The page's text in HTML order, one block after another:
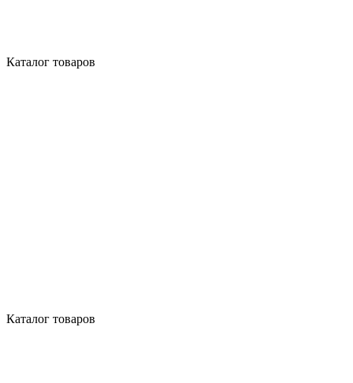
Каталог товаров
Каталог товаров